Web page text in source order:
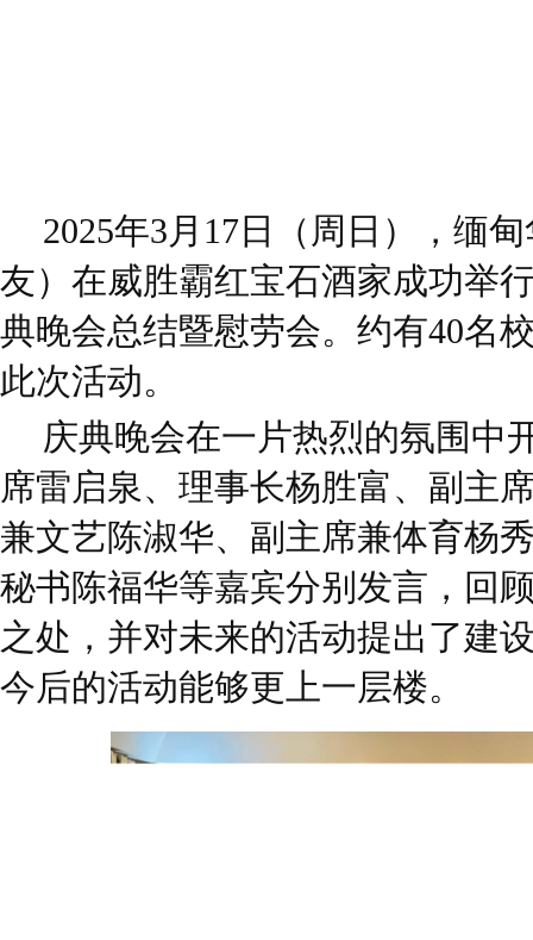
2025年3月17日（周日），缅
友）在威胜霸红宝石酒家成功举
典晚会总结暨慰劳会。约有40名
此次活动。
庆典晚会在一片热烈的氛围中
席雷启泉、理事长杨胜富、副主
兼文艺陈淑华、副主席兼体育杨
秘书陈福华等嘉宾分别发言，回
之处，并对未来的活动提出了建
今后的活动能够更上一层楼。